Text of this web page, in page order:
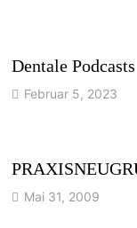
Dentale Podcasts
Februar 5, 2023
Mai 31, 2009